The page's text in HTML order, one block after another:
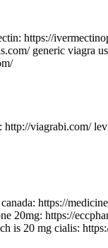
https://
generic viagra
viagrabi.com/
https://
20mg: https://
is 20 mg cialis: